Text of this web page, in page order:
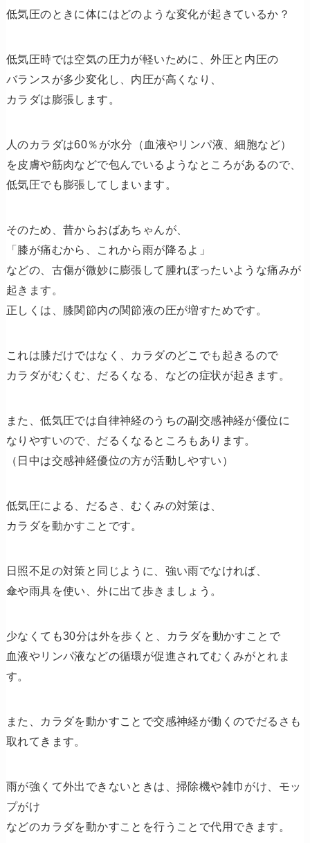
低気圧のときに体にはどのような変化が起きているか？
低気圧時では空気の圧力が軽いために、外圧と内圧の
バランスが多少変化し、内圧が高くなり、
カラダは膨張します。
人のカラダは60％が水分（血液やリンパ液、細胞など）
を皮膚や筋肉などで包んでいるようなところがあるので、
低気圧でも膨張してしまいます。
そのため、昔からおばあちゃんが、
「膝が痛むから、これから雨が降るよ」
などの、古傷が微妙に膨張して腫れぼったいような痛みが
起きます。
正しくは、膝関節内の関節液の圧が増すためです。
これは膝だけではなく、カラダのどこでも起きるので
カラダがむくむ、だるくなる、などの症状が起きます。
また、低気圧では自律神経のうちの副交感神経が優位に
なりやすいので、だるくなるところもあります。
（日中は交感神経優位の方が活動しやすい）
低気圧による、だるさ、むくみの対策は、
カラダを動かすことです。
日照不足の対策と同じように、強い雨でなければ、
傘や雨具を使い、外に出て歩きましょう。
少なくても30分は外を歩くと、カラダを動かすことで
血液やリンパ液などの循環が促進されてむくみがとれま
す。
また、カラダを動かすことで交感神経が働くのでだるさも
取れてきます。
雨が強くて外出できないときは、掃除機や雑巾がけ、モッ
プがけ
などのカラダを動かすことを行うことで代用できます。